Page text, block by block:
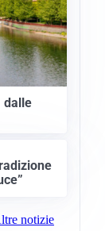
dalle
notizie